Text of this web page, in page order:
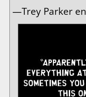
—Trey Parker